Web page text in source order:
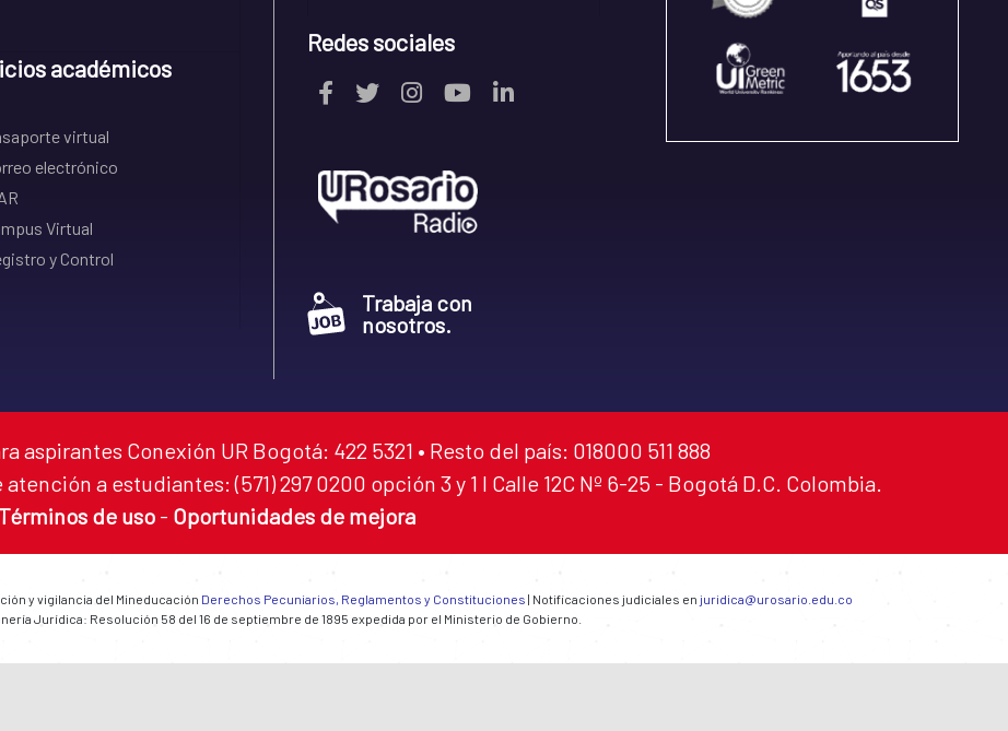
académicos
virtual
electrónico
Virtual
y Control
Redes sociales
Trabaja con
nosotros.
aspirantes Conexión UR Bogotá: 422 5321 • Resto del país: 018000 511 888
a estudiantes: (571) 297 0200 opción 3 y 1 I Calle 12C Nº 6-25 - Bogotá D.C. Colombia.
Términos de uso - Oportunidades de mejora
y vigilancia del Mineducación Derechos Pecuniarios, Reglamentos y Constituciones | Notificaciones judiciales en juridica@urosario.edu.co
Jurídica: Resolución 58 del 16 de septiembre de 1895 expedida por el Ministerio de Gobierno.